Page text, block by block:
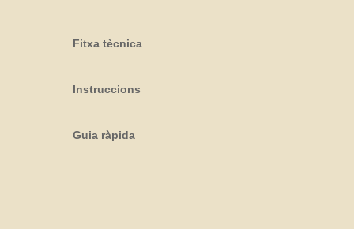
Fitxa tècnica
Instruccions
Guia ràpida